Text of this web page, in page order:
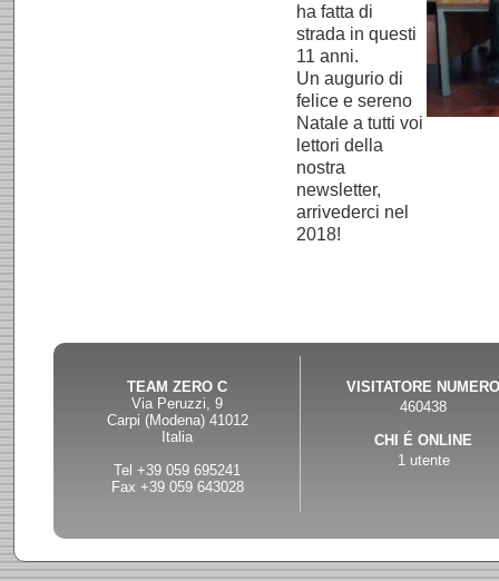
ha fatta di
strada in questi
11 anni.
Un augurio di
felice e sereno
Natale a tutti voi
lettori della
nostra
newsletter,
arrivederci nel
2018!
small seconds hand. The
adjusted by two-way
mechanical watch is a very
start for this year.
VISITATORE NUMERO
460438
CHI É ONLINE
1 utente
TEAM ZERO C
Via Peruzzi, 9
Carpi (Modena) 41012
Italia
Tel +39 059 695241
Fax +39 059 643028